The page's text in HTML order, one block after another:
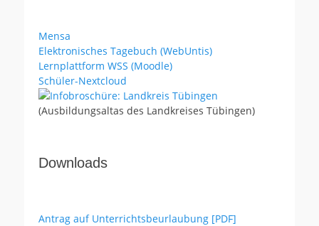
Mensa
Elektronisches Tagebuch (WebUntis)
Lernplattform WSS (Moodle)
Schüler-Nextcloud
(Ausbildungsaltas des Landkreises Tübingen)
Downloads
Antrag auf Unterrichtsbeurlaubung [PDF]